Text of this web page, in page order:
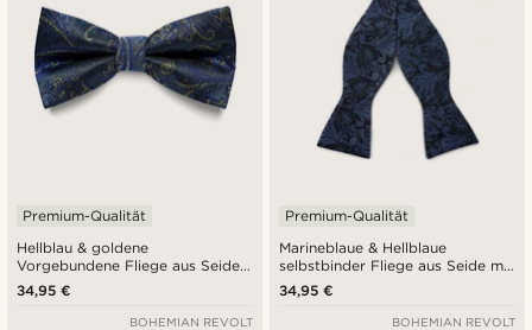
Hellblau & goldene
Vorgebundene Fliege aus Seide
mit Paisleymuster
Premium-Qualität
34,95 €
BOHEMIAN REVOLT
Marineblaue & Hellblaue
selbstbinder Fliege aus Seide mit
Paisley-Muster
Premium-Qualität
34,95 €
BOHEMIAN REVOLT